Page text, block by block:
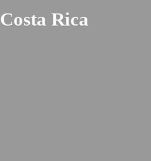
Costa Rica